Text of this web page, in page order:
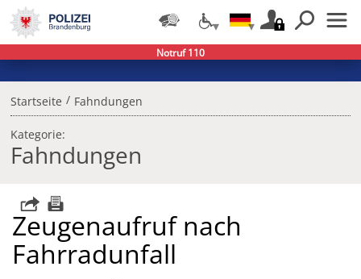
Startseite / Fahndungen
Kategorie:
Fahndungen
Zeugenaufruf nach
Fahrradunfall
Notruf 110